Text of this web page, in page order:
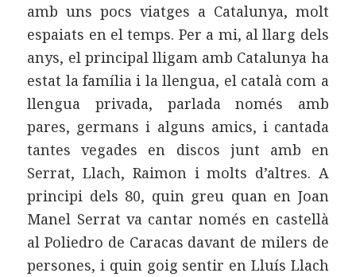
amb uns pocs viatges a Catalunya, molt
espaiats en el temps. Per a mi, al llarg dels
anys, el principal lligam amb Catalunya ha
estat la família i la llengua, el català com a
llengua privada, parlada només amb
pares, germans i alguns amics, i cantada
tantes vegades en discos junt amb en
Serrat, Llach, Raimon i molts d’altres. A
principi dels 80, quin greu quan en Joan
Manel Serrat va cantar només en castellà
al Poliedro de Caracas davant de milers de
persones, i quin goig sentir en Lluís Llach